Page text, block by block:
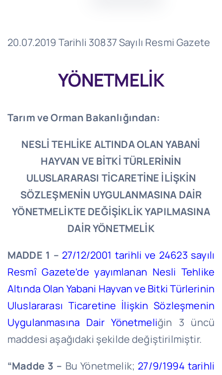
20.07.2019 Tarihli 30837 Sayılı Resmi Gazete
YÖNETMELİK
Tarım ve Orman Bakanlığından:
NESLİ TEHLİKE ALTINDA OLAN YABANİ
HAYVAN VE BİTKİ TÜRLERİNİN
ULUSLARARASI TİCARETİNE İLİŞKİN
SÖZLEŞMENİN UYGULANMASINA DAİR
YÖNETMELİKTE DEĞİŞİKLİK YAPILMASINA
DAİR YÖNETMELİK
MADDE 1 – 27/12/2001 tarihli ve 24623 sayılı
Resmî Gazete’de yayımlanan Nesli Tehlike
Altında Olan Yabani Hayvan ve Bitki Türlerinin
Uluslararası Ticaretine İlişkin Sözleşmenin
Uygulanmasına Dair Yönetmeliğin 3 üncü
maddesi aşağıdaki şekilde değiştirilmiştir.
“Madde 3 – Bu Yönetmelik; 27/9/1994 tarihli